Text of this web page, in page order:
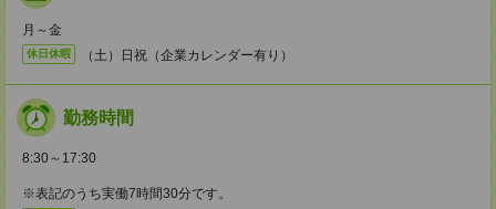
月～金
休日休暇 （土）日祝（企業カレンダー有り）
勤務時間
8:30～17:30
※表記のうち実働7時間30分です。